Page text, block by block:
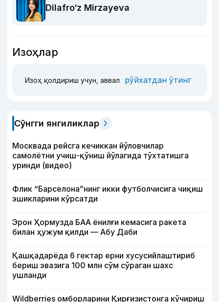
Dilafro‘z Mirzayeva
Изоҳлар
Изоҳ қолдириш учун, аввал рўйхатдан ўтинг
Сўнгги янгиликлар
Москвада рейсга кечиккан йўловчилар
самолётни учиш-қўниш йўлагида тўхтатишга
уринди (видео)
Флик “Барселона”нинг икки футболчисига чиқиш
эшикларини кўрсатди
Эрон Ҳормузда БАА ёнилғи кемасига ракета
билан ҳужум қилди — Абу Даби
Қашқадарёда 6 гектар ерни хусусийлаштириб
бериш эвазига 100 млн сўм сўраган шахс
ушланди
Wildberries омборларини Қирғизистонга кўчириш